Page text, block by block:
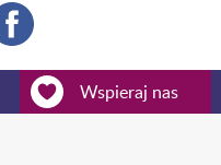
Wspieraj nas